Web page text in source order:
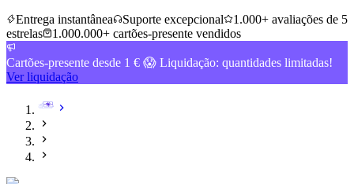
Entrega instantânea
Suporte excepcional
1.000+ avaliações de 5
estrelas
1.000.000+ cartões-presente vendidos
Cartões-presente desde 1 € 😱 Liquidação: quantidades limitadas!
Ver liquidação